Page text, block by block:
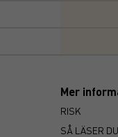
Mer
RISK
SÅ LÄSER